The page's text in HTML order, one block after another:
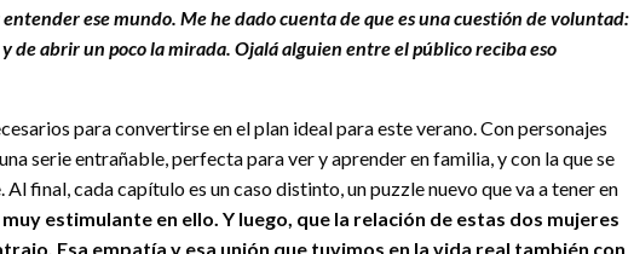
ese mundo. Me he dado cuenta de que es una cuestión de voluntad:
de abrir un poco la mirada. Ojalá alguien entre el público reciba eso
para convertirse en el plan ideal para este verano. Con personajes
serie entrañable, perfecta para ver y aprender en familia, y con la que se
final, cada capítulo es un caso distinto, un puzzle nuevo que va a tener en
estimulante en ello. Y luego, que la relación de estas dos mujeres
Esa empatía y esa unión que tuvimos en la vida real también con